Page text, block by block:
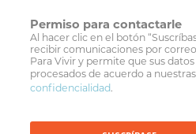
Permiso para contactarle
Al hacer clic en el botón
recibir comunicaciones por
Para Vivir y permite que sus
procesados de acuerdo a nuestras
confidencialidad.